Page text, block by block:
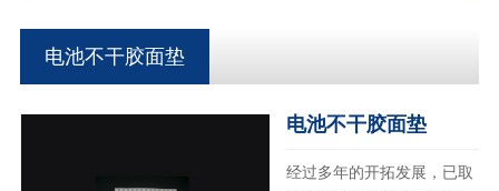
电池不干胶面垫
电池不干胶面垫
经过多年的开拓发展，已取